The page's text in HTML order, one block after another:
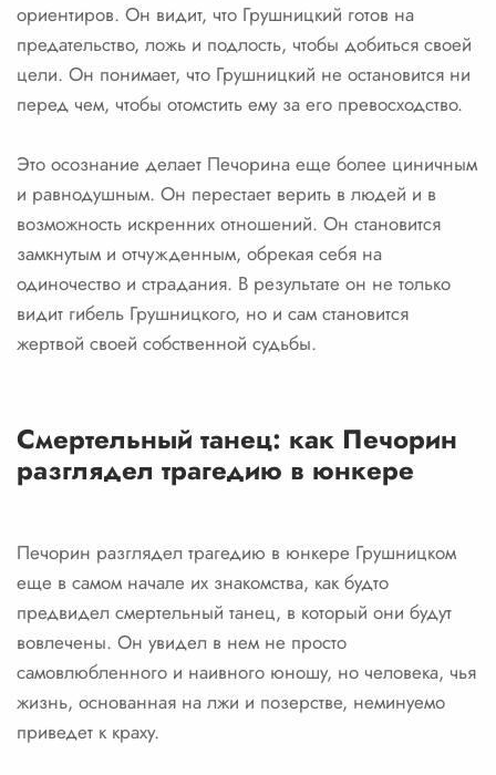
ориентиров. Он видит, что Грушницкий готов на
предательство, ложь и подлость, чтобы добиться своей
цели. Он понимает, что Грушницкий не остановится ни
перед чем, чтобы отомстить ему за его превосходство.
Это осознание делает Печорина еще более циничным
и равнодушным. Он перестает верить в людей и в
возможность искренних отношений. Он становится
замкнутым и отчужденным, обрекая себя на
одиночество и страдания. В результате он не только
видит гибель Грушницкого, но и сам становится
жертвой своей собственной судьбы.
Смертельный танец: как Печорин
разглядел трагедию в юнкере
Печорин разглядел трагедию в юнкере Грушницком
еще в самом начале их знакомства, как будто
предвидел смертельный танец, в который они будут
вовлечены. Он увидел в нем не просто
самовлюбленного и наивного юношу, но человека, чья
жизнь, основанная на лжи и позерстве, неминуемо
приведет к краху.